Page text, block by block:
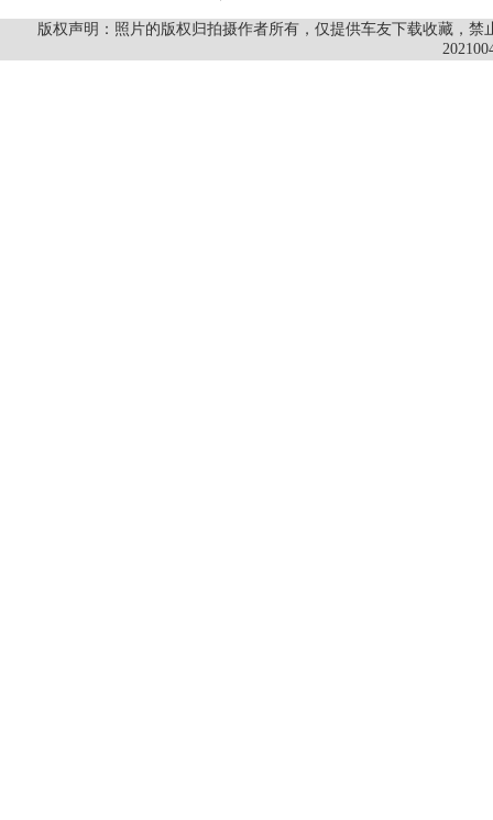
版权声明：照片的版权归拍摄作者所有，仅提供车友下载收藏，